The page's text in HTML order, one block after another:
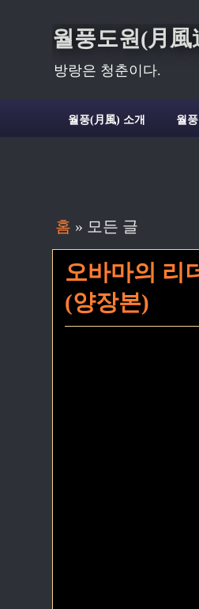
월풍도원(月風
방랑은 청춘이다.
월풍(月風) 소개 월
홈 » 모든 글
오바마의 리
(양장본)